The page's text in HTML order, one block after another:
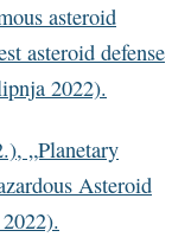
asteroid
asteroid defense
2022).
„Planetary
Asteroid